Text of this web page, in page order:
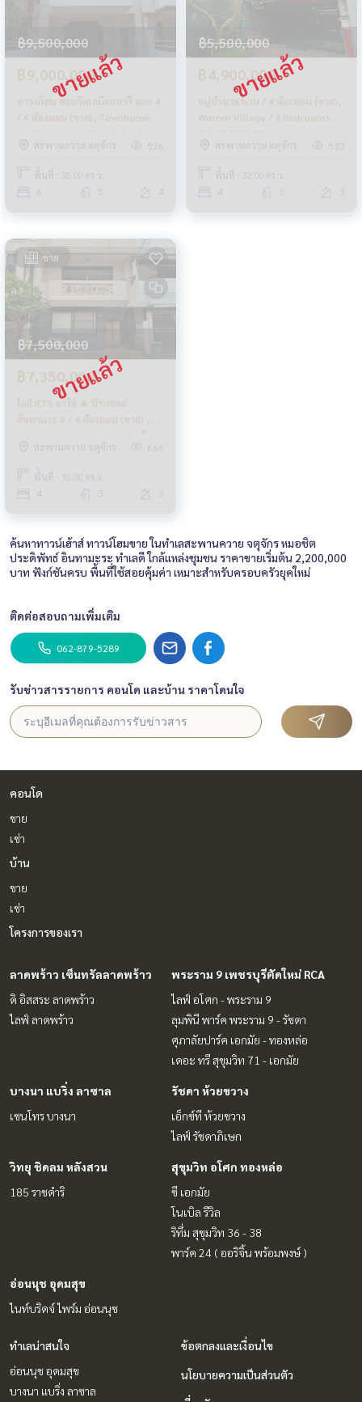
฿9,500,000
฿9,000,000
ทาวน์โฮม ซอยวัดเสมียนนารี แยก 4
/ 6 ห้องนอน (ขาย), Townhome
Soi Wat Samian Nari Yak 4 / 6
Bedrooms (SALE) FAH093
สะพานควาย จตุจักร 526
พื้นที่ : 35.00 ตร.ว.
6 5 4
฿5,500,000
฿4,900,000
หมู่บ้านวอร์เรน / 4 ห้องนอน (ขาย),
Warren Village / 4 Bedrooms
(SALE) FAH155
สะพานควาย จตุจักร
532
พื้นที่ : 32.00 ตร.ว.
4
ขาย
฿7,500,000
฿7,350,000
ใกล้ BTS อารีย์ 🔥 บ้านซอย
อินทามระ 8 / 4 ห้องนอน (ขาย) ,
House Soi Inthamara 8 / 4 ห้อง
นอน (FOR SALE) NUB530
สะพานควาย จตุจักร 666
พื้นที่ : 30.00 ตร.ว.
4
ค้นหาทาวน์เฮ้าส์ ทาวน์โฮมขาย ในทำเลสะพานควาย จตุจักร หมอชิต
ประดิพัทธ์ อินทามะระ ทำเลดี ใกล้แหล่งชุมชน ราคาขายเริ่มต้น 2,200,000
บาท ฟังก์ชันครบ พื้นที่ใช้สอยคุ้มค่า เหมาะสำหรับครอบครัวยุคใหม่
ติดต่อสอบถามเพิ่มเติม
062-879-5289
รับข่าวสารรายการ คอนโด และบ้าน ราคาโดนใจ
คอนโด
ขาย
เช่า
บ้าน
ขาย
เช่า
โครงการของเรา
ลาดพร้าว เซ็นทรัลลาดพร้าว
ดิ อิสสระ ลาดพร้าว
ไลฟ์ ลาดพร้าว
พระราม 9 เพชรบุรีตัดใหม่ RCA
ไลฟ์ อโศก - พระราม 9
ลุมพินี พาร์ค พระราม 9 - รัชดา
ศุภาลัยปาร์ค เอกมัย - ทองหล่อ
เดอะ ทรี สุขุมวิท 71 - เอกมัย
บางนา แบริ่ง ลาซาล
เซนโทร บางนา
รัชดา ห้วยขวาง
เอ็กซ์ที ห้วยขวาง
ไลฟ์ รัชดาภิเษก
วิทยุ ชิดลม หลังสวน
185 ราชดำริ
สุขุมวิท อโศก ทองหล่อ
ซี เอกมัย
โนเบิล รีวิล
ริทึ่ม สุขุมวิท 36 - 38
พาร์ค 24 ( ออริจิ้น พร้อมพงษ์ )
อ่อนนุช อุดมสุข
ไนท์บริดจ์ ไพร์ม อ่อนนุช
ทำเลน่าสนใจ
อ่อนนุช อุดมสุข
บางนา แบริ่ง ลาซาล
ข้อตกลงและเงื่อนไข
นโยบายความเป็นส่วนตัว